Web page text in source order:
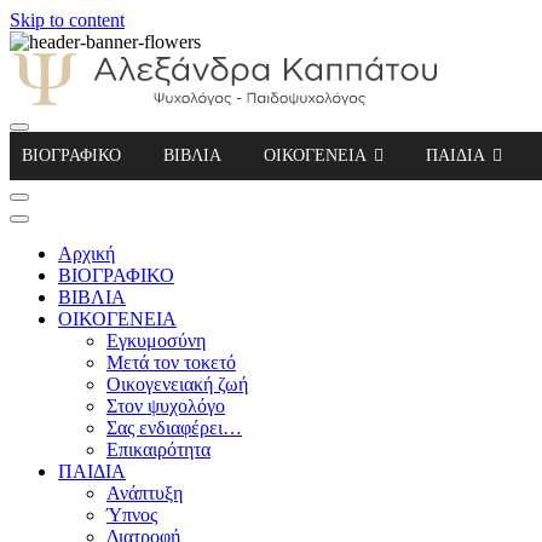
Skip to content
Αλεξάνδρα Καππάτου Ψυχολόγος –
ΒΙΟΓΡΑΦΙΚΟ ΒΙΒΛΙΑ ΟΙΚΟΓΕΝΕΙΑ ΠΑΙΔΙΑ
Αρχική
ΒΙΟΓΡΑΦΙΚΟ
ΒΙΒΛΙΑ
ΟΙΚΟΓΕΝΕΙΑ
Εγκυμοσύνη
Μετά τον τοκετό
Οικογενειακή ζωή
Στον ψυχολόγο
Σας ενδιαφέρει…
Επικαιρότητα
ΠΑΙΔΙΑ
Ανάπτυξη
Ύπνος
Διατροφή